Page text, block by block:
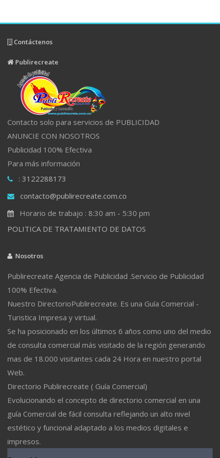
Contáctenos
Publirecreate
Contacto solo para servicios de PUBLICIDAD
ANUNCIE CON NOSOTROS
Publicidad 100% Efectiva
Para más información
: 3122288173
contacto@publirecreate.com.co
Horario de trabajo : 8:30 am - 5:30 pm
POLITICA DE TRATAMIENTO DE DATOS
Nosotros
Publirecreate Agencia de Publicidad .Servicio de Publicidad
100% Efectiva.
Nuestro DirectorioPublirecreate. Es una Guía Comercial -
Turistica Impresa y virtual.
Se ha posicionado en los últimos 6 años como uno del medio
de consulta comercial más visitado de la región generando
mas de 18.000 visitantes cada 24 Hora en nuestro portal
Web.
Directorio Publirecreate ( Guía Comercial)
Evolucionando el concepto de directorio comercial en una
guía Comercial de fácil consulta reflejando un alto nivel
estético y funcional adaptado a los medios digitales e
impresos.